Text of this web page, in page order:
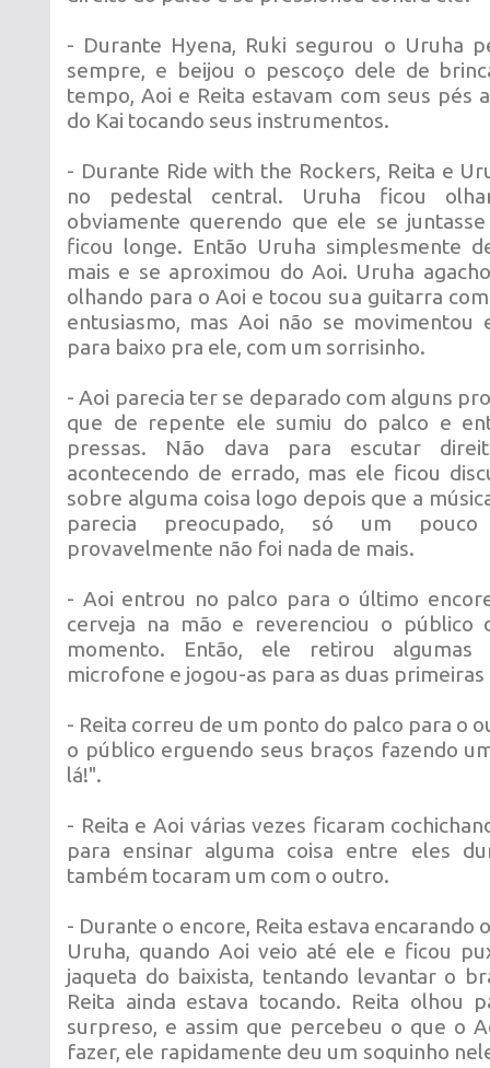
- Durante Hyena, Ruki segurou o Uruha
sempre, e beijou o pescoço dele de
tempo, Aoi e Reita estavam com seus pés
do Kai tocando seus instrumentos.
- Durante Ride with the Rockers, Reita e
no pedestal central. Uruha ficou
obviamente querendo que ele se
ficou longe. Então Uruha simplesmente
mais e se aproximou do Aoi. Uruha
olhando para o Aoi e tocou sua guitarra
entusiasmo, mas Aoi não se movimentou
para baixo pra ele, com um sorrisinho.
- Aoi parecia ter se deparado com alguns
que de repente ele sumiu do palco e
pressas. Não dava para escutar
acontecendo de errado, mas ele ficou
sobre alguma coisa logo depois que a
parecia preocupado, só um
provavelmente não foi nada de mais.
- Aoi entrou no palco para o último
cerveja na mão e reverenciou o público
momento. Então, ele retirou
microfone e jogou-as para as duas
- Reita correu de um ponto do palco para o
o público erguendo seus braços fazendo
lá!".
- Reita e Aoi várias vezes ficaram
para ensinar alguma coisa entre eles
também tocaram um com o outro.
- Durante o encore, Reita estava encarando
Uruha, quando Aoi veio até ele e ficou
jaqueta do baixista, tentando levantar o
Reita ainda estava tocando. Reita olhou
surpreso, e assim que percebeu o que o
fazer, ele rapidamente deu um soquinho